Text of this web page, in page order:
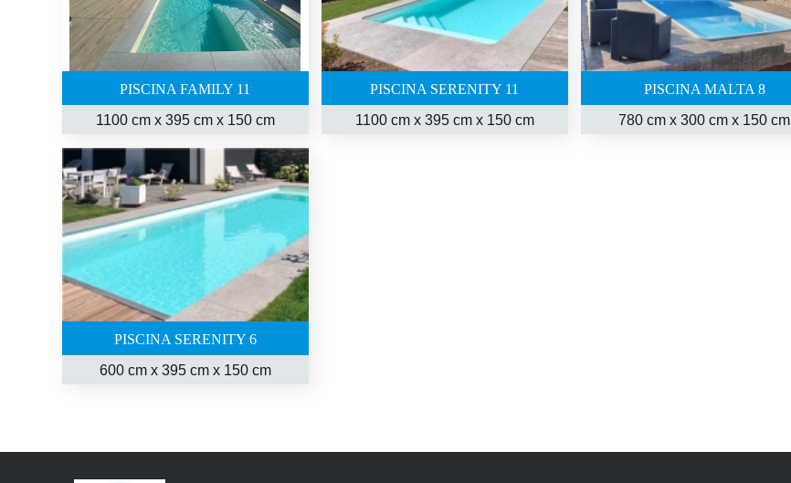
PISCINA FAMILY 11
1100 cm x 395 cm x 150 cm
PISCINA SERENITY 11
1100 cm x 395 cm x 150 cm
PISCINA MALTA 8
780 cm x 300 cm x 150 cm
PISCINA SERENITY 6
600 cm x 395 cm x 150 cm